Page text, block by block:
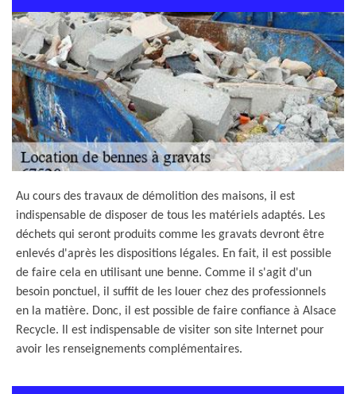
Au cours des travaux de démolition des maisons, il est
indispensable de disposer de tous les matériels adaptés. Les
déchets qui seront produits comme les gravats devront être
enlevés d'après les dispositions légales. En fait, il est possible
de faire cela en utilisant une benne. Comme il s'agit d'un
besoin ponctuel, il suffit de les louer chez des professionnels
en la matière. Donc, il est possible de faire confiance à Alsace
Recycle. Il est indispensable de visiter son site Internet pour
avoir les renseignements complémentaires.